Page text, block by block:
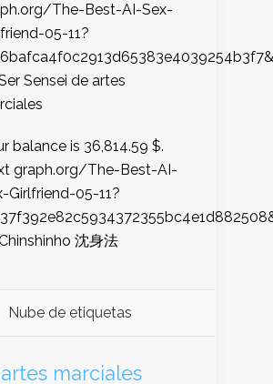
The-Best-AI-Sex-
05-11?
Sensei de artes
balance is 36,814.59 $.
graph.org/The-Best-AI-
Girlfriend-05-11?
沈身法
Nube de etiquetas
artes marciales